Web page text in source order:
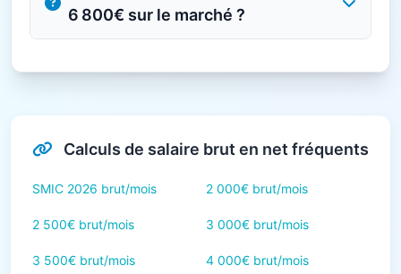
6 800€ sur le marché ?
Calculs de salaire brut en net fréquents
SMIC 2026 brut/mois 2 000€ brut/mois
2 500€ brut/mois 3 000€ brut/mois
3 500€ brut/mois 4 000€ brut/mois